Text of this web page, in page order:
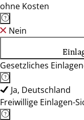
ohne Kosten
Nein
Gesetzliches
Ja, Deutschland
Freiwillige Einlagen-